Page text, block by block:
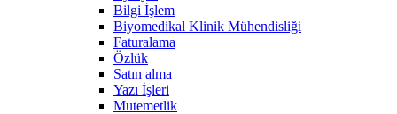
Bilgi İşlem
Biyomedikal Klinik Mühendisliği
Faturalama
Özlük
Satın alma
Yazı İşleri
Mutemetlik